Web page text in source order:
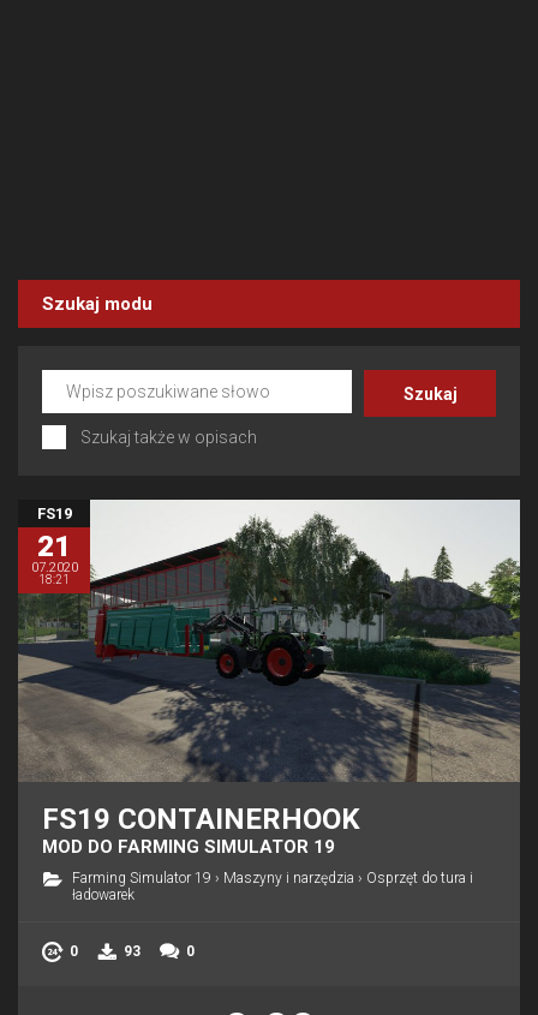
Szukaj modu
Szukaj także w opisach
FS19
21
07.2020
18:21
FS19 CONTAINERHOOK
MOD DO FARMING SIMULATOR 19
Farming Simulator 19 › Maszyny i narzędzia › Osprzęt do tura i
ładowarek
0 93 0